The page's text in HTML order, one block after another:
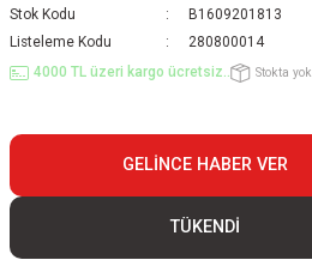
Stok Kodu
B1609201813
Listeleme Kodu
280800014
4000 TL üzeri kargo ücretsiz..
Stokta yok
GELINCE HABER VER
TÜKENDİ